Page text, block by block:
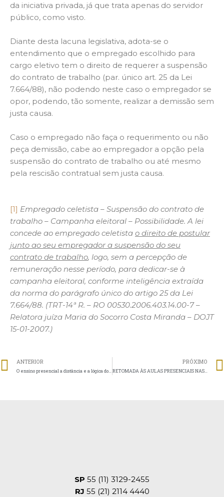
da iniciativa privada, já que trata apenas do servidor
público, como visto.
Diante desta lacuna legislativa, adota-se o
entendimento que o empregado escolhido para
cargo eletivo tem o direito de requerer a suspensão
do contrato de trabalho (par. único art. 25 da Lei
7.664/88), não podendo neste caso o empregador se
opor, podendo, tão somente, realizar a demissão sem
justa causa.
Caso o empregado não faça o requerimento ou não
peça demissão, cabe ao empregador a opção pela
suspensão do contrato de trabalho ou até mesmo
pela rescisão contratual sem justa causa.
[1] Empregado celetista – Suspensão do contrato de
trabalho – Campanha eleitoral – Possibilidade. A lei
concede ao empregado celetista o direito de postular
junto ao seu empregador a suspensão do seu
contrato de trabalho, logo, sem a percepção de
remuneração nesse período, para dedicar-se à
campanha eleitoral, conforme inteligência extraída
da norma do parágrafo único do artigo 25 da Lei
7.664/88. (TRT-14ª R. – RO 00530.2006.403.14.00-7 –
Relatora juíza Maria do Socorro Costa Miranda – DOJT
15-01-2007.)
ANTERIOR PRÓXIMO
RETOMADA ÀS AULAS PRESENCIAIS NAS INSTITUIÇÕES DE ENSINO SUPERIOR
SP 55 (11) 3129-2455
RJ 55 (21) 2114 4440